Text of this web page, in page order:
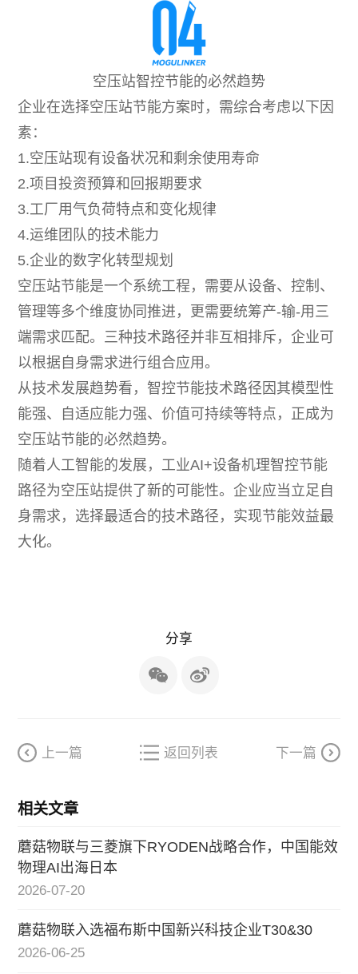
空压站智控节能的必然趋势
企业在选择空压站节能方案时，需综合考虑以下因
素：
1.空压站现有设备状况和剩余使用寿命
2.项目投资预算和回报期要求
3.工厂用气负荷特点和变化规律
4.运维团队的技术能力
5.企业的数字化转型规划
空压站节能是一个系统工程，需要从设备、控制、
管理等多个维度协同推进，更需要统筹产-输-用三
端需求匹配。三种技术路径并非互相排斥，企业可
以根据自身需求进行组合应用。
从技术发展趋势看，智控节能技术路径因其模型性
能强、自适应能力强、价值可持续等特点，正成为
空压站节能的必然趋势。
随着人工智能的发展，工业AI+设备机理智控节能
路径为空压站提供了新的可能性。企业应当立足自
身需求，选择最适合的技术路径，实现节能效益最
大化。
分享
上一篇 返回列表 下一篇
相关文章
蘑菇物联与三菱旗下RYODEN战略合作，中国能效
物理AI出海日本
2026-07-20
蘑菇物联入选福布斯中国新兴科技企业T30&30
2026-06-25